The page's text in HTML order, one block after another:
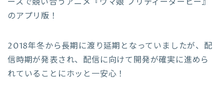
のアプリ版！
2018年冬から長期に渡り延期となっていましたが、配
信時期が発表され、配信に向けて開発が確実に進めら
れていることにホッと一安心！